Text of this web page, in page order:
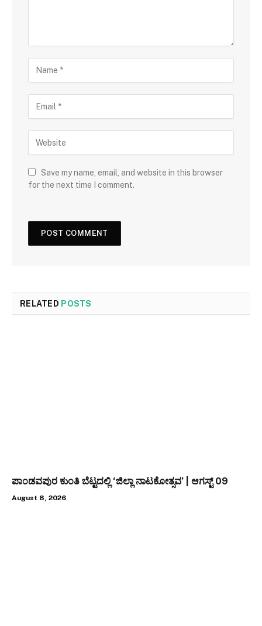
Save my name, email, and website in this browser
for the next time I comment.
RELATED POSTS
ಪಾಂಡವಪುರ ಕುಂತಿ ಬೆಟ್ಟದಲ್ಲಿ ‘ಜಿಲ್ಲಾ ನಾಟಕೋತ್ಸವ’ | ಆಗಸ್ಟ್ 09
August 8, 2026